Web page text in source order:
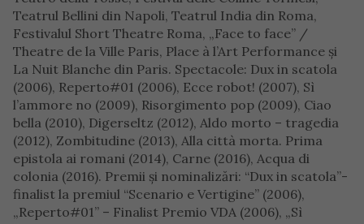
Teatrul Bellini din Napoli, Teatrul India din Roma,
Festivalul Short Theatre Roma, „Face to face” /
Theatre de la Ville Paris, Place à l’Art Performance și
La Nuit Blanche din Paris. Spectacole: Dux in scatola
(2006), Reperto#01 (2006), Ecce robot! (2007), Sì
l’ammore no (2009), Risorgimento pop (2009), Ciao
bella (2010), Digerseltz (2012), Aldo morto – tragedia
(2012), Zombitudine (2013), Alla città morta. Prima
epistola ai romani (2014), Carne (2016), Acqua di
colonia (2016). Premii şi nominalizări: “Dux in scatola”-
finalist la premiul “Scenario e Vertigine” (2006),
„Reperto#01” – Finalist Premio VDA (2006), „Sì